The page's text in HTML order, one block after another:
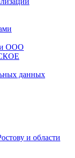
ООО
данных
и области